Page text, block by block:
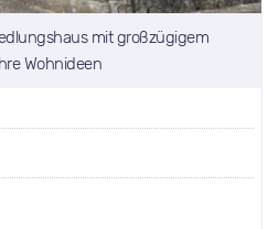
mit großzügigem
Wohnideen